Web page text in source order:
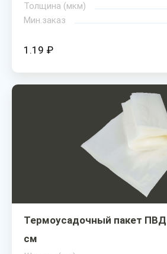
Толщина (мкм)
Мин.заказ
1.19 ₽
Термоусадочный пакет
см